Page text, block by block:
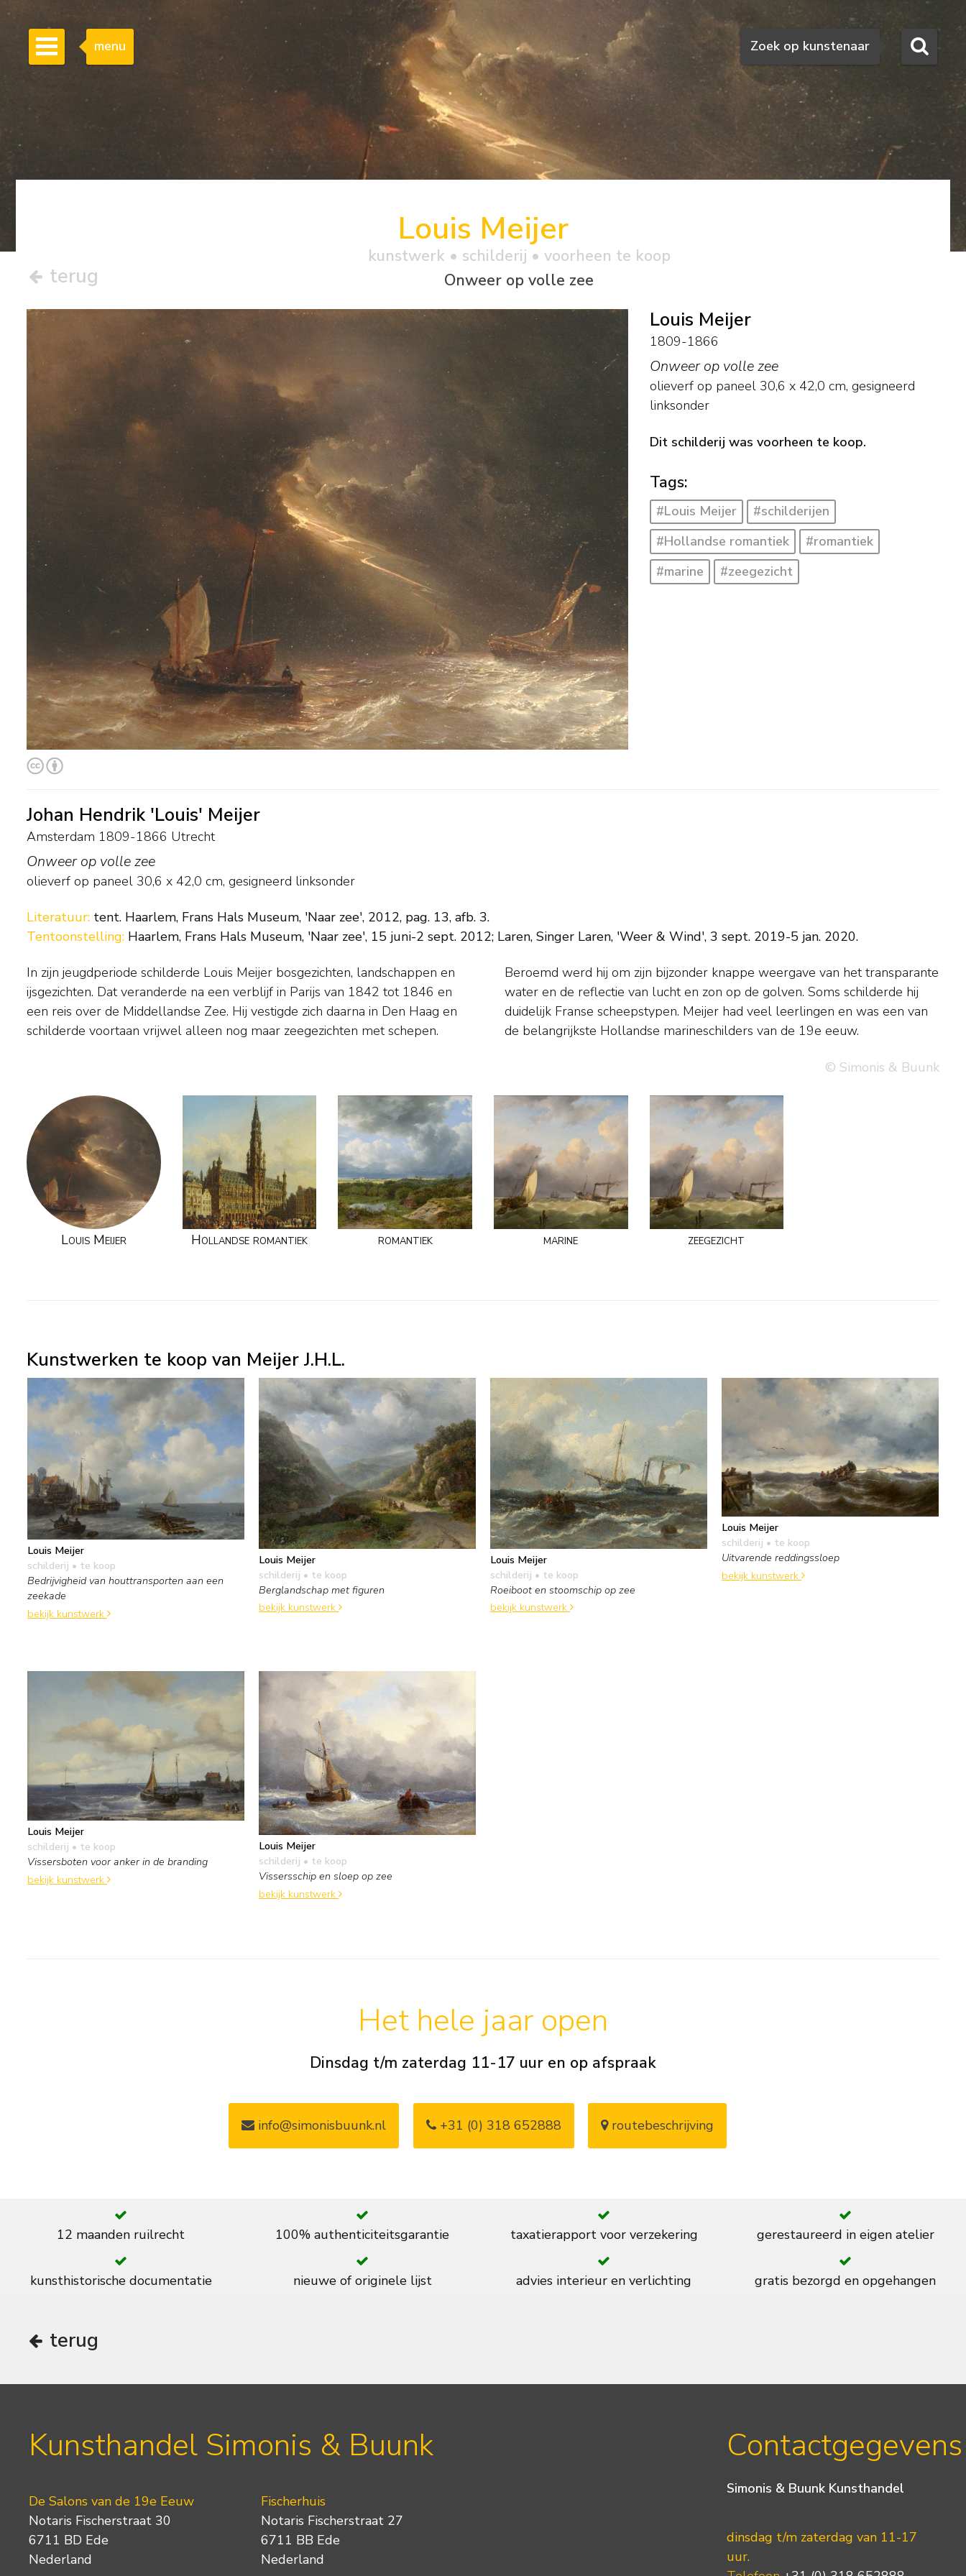
Zoeken
Zoek op kunstenaar
menu
terug
Louis Meijer
kunstwerk • schilderij • voorheen te koop
Onweer op volle zee
Louis Meijer
1809-1866
Onweer op volle zee
olieverf op paneel 30,6 x 42,0 cm, gesigneerd
linksonder
Dit schilderij was voorheen te koop.
Tags:
#Louis Meijer
#schilderijen
#Hollandse romantiek
#romantiek
#marine
#zeegezicht
Johan Hendrik 'Louis' Meijer
Amsterdam 1809-1866 Utrecht
Onweer op volle zee
olieverf op paneel 30,6 x 42,0 cm, gesigneerd linksonder
Literatuur: tent. Haarlem, Frans Hals Museum, 'Naar zee', 2012, pag. 13, afb. 3.
Tentoonstelling: Haarlem, Frans Hals Museum, 'Naar zee', 15 juni-2 sept. 2012; Laren, Singer Laren, 'Weer & Wind', 3 sept. 2019-5 jan. 2020.
In zijn jeugdperiode schilderde Louis Meijer bosgezichten, landschappen en
ijsgezichten. Dat veranderde na een verblijf in Parijs van 1842 tot 1846 en
een reis over de Middellandse Zee. Hij vestigde zich daarna in Den Haag en
schilderde voortaan vrijwel alleen nog maar zeegezichten met schepen.
Beroemd werd hij om zijn bijzonder knappe weergave van het transparante
water en de reflectie van lucht en zon op de golven. Soms schilderde hij
duidelijk Franse scheepstypen. Meijer had veel leerlingen en was een van
de belangrijkste Hollandse marineschilders van de 19e eeuw.
© Simonis & Buunk
Louis Meijer Hollandse romantiek romantiek marine zeegezicht
Kunstwerken te koop van Meijer J.H.L.
Louis Meijer
schilderij • te koop
Bedrijvigheid van houttransporten aan een
zeekade
bekijk kunstwerk
Louis Meijer
schilderij • te koop
Berglandschap met figuren
bekijk kunstwerk
Louis Meijer
schilderij • te koop
Roeiboot en stoomschip op zee
bekijk kunstwerk
Louis Meijer
schilderij • te koop
Uitvarende reddingssloep
bekijk kunstwerk
Louis Meijer
schilderij • te koop
Vissersboten voor anker in de branding
bekijk kunstwerk
Louis Meijer
schilderij • te koop
Vissersschip en sloep op zee
bekijk kunstwerk
Het hele jaar open
Dinsdag t/m zaterdag 11-17 uur en op afspraak
info@simonisbuunk.nl +31 (0) 318 652888 routebeschrijving
12 maanden ruilrecht 100% authenticiteitsgarantie taxatierapport voor verzekering gerestaureerd in eigen atelier
kunsthistorische documentatie nieuwe of originele lijst advies interieur en verlichting gratis bezorgd en opgehangen
terug
Kunsthandel Simonis & Buunk
De Salons van de 19e Eeuw
Notaris Fischerstraat 30
6711 BD Ede
Nederland
Fischerhuis
Notaris Fischerstraat 27
6711 BB Ede
Nederland
Contactgegevens
Simonis & Buunk Kunsthandel
dinsdag t/m zaterdag van 11-17
uur.